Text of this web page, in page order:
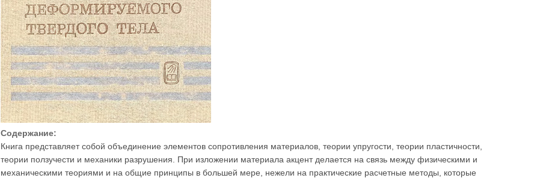
Содержание:
Книга представляет собой объединение элементов сопротивления материалов, теории упругости, теории пластичности,
теории ползучести и механики разрушения. При изложении материала акцент делается на связь между физическими и
механическими теориями и на общие принципы в большей мере, нежели на практические расчетные методы, которые